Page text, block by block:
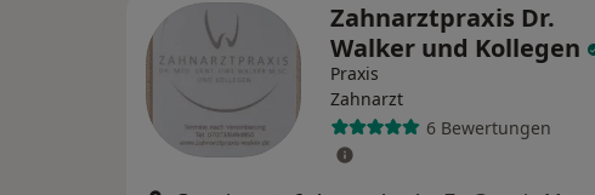
Zahnarztpraxis Dr.
Walker und Kollegen
Praxis
Zahnarzt
6 Bewertungen